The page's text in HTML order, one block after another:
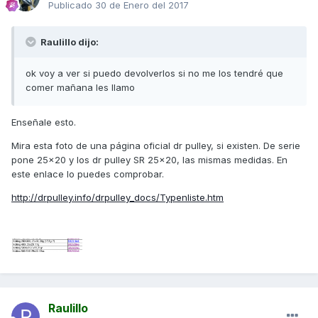
Publicado 30 de Enero del 2017
Raulillo dijo:
ok voy a ver si puedo devolverlos si no me los tendré que
comer mañana les llamo
Enseñale esto.
Mira esta foto de una página oficial dr pulley, si existen. De serie
pone 25x20 y los dr pulley SR 25x20, las mismas medidas. En
este enlace lo puedes comprobar.
http://drpulley.info/drpulley_docs/Typenliste.htm
Raulillo